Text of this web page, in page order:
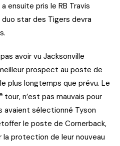
ensuite pris le RB Travis
duo star des Tigers devra
avoir vu Jacksonville
prospect au poste de
plus longtemps que prévu. Le
tour, n’est pas mauvais pour
avaient sélectionné Tyson
le poste de Cornerback,
protection de leur nouveau